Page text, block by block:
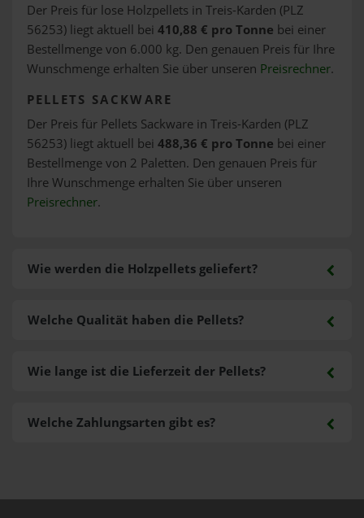
Der Preis für lose Holzpellets in Treis-Karden (PLZ
56253) liegt aktuell bei 410,88 € pro Tonne bei einer
Bestellmenge von 6.000 kg. Den genauen Preis für Ihre
Wunschmenge erhalten Sie über unseren Preisrechner.
PELLETS SACKWARE
Der Preis für Pellets Sackware in Treis-Karden (PLZ
56253) liegt aktuell bei 488,36 € pro Tonne bei einer
Bestellmenge von 2 Paletten. Den genauen Preis für
Ihre Wunschmenge erhalten Sie über unseren
Preisrechner.
Wie werden die Holzpellets geliefert?
Welche Zahlungsarten gibt es?
Welche Qualität haben die Pellets?
Wie lange ist die Lieferzeit der Pellets?